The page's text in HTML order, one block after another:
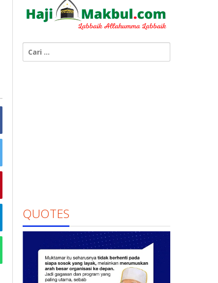
untuk:
QUOTES